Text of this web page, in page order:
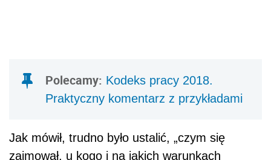
Polecamy: Kodeks pracy 2018.
Praktyczny komentarz z przykładami
Jak mówił, trudno było ustalić, „czym się
zajmował, u kogo i na jakich warunkach